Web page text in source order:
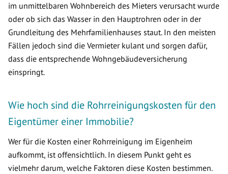
im unmittelbaren Wohnbereich des Mieters verursacht wurde
oder ob sich das Wasser in den Hauptrohren oder in der
Grundleitung des Mehrfamilienhauses staut. In den meisten
Fällen jedoch sind die Vermieter kulant und sorgen dafür,
dass die entsprechende Wohngebäudeversicherung
einspringt.
Wie hoch sind die Rohrreinigungskosten für den
Eigentümer einer Immobilie?
Wer für die Kosten einer Rohrreinigung im Eigenheim
aufkommt, ist offensichtlich. In diesem Punkt geht es
vielmehr darum, welche Faktoren diese Kosten bestimmen.